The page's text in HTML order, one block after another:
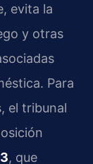
evita la
y otras
Para
el tribunal
, que